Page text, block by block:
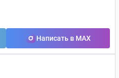
Написать в MAX